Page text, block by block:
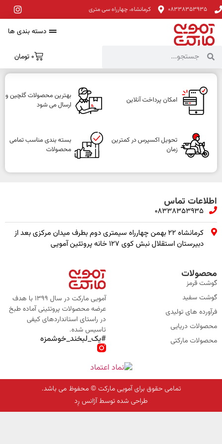
08338353935 کرمانشاه، چهارراه سی متری
دسته بندی ها
0 تومان
امکان پرداخت آنلاین
بهترین محصولات گلچین و
ارسال می شود
تحویل اکسپرس در کمترین
زمان
بسته بندی مناسب تمامی
محصولات
اطلاعات تماس
08338353935
کرمانشاه ۲۲ بهمن چهارراه سیمتری دوم بطرف میدان مرکزی بعد از
دبیرستان استقلال نبش کوی ۱۲۷ خانه پروتئین آمویی
محصولات
گوشت قرمز
گوشت سفید
فرآورده های تولیدی
محصولات دریایی
محصولات مارکتی
آمویی مارکت در سال 1399 با هدف
عرضه محصولات پروتئینی آماده طبخ
در راستای استانداردهای کیفی
تاسیس شده.
#یک_لبخند_خوشمزه
تمامی حقوق برای آمویی مارکت © محفوظ می باشد.
طراحی شده توسط آژانس رِد